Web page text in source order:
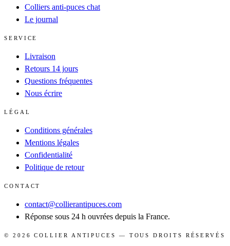
Colliers anti-puces chat
Le journal
SERVICE
Livraison
Retours 14 jours
Questions fréquentes
Nous écrire
LÉGAL
Conditions générales
Mentions légales
Confidentialité
Politique de retour
CONTACT
contact@collierantipuces.com
Réponse sous 24 h ouvrées depuis la France.
© 2026 COLLIER ANTIPUCES — TOUS DROITS RÉSERVÉS